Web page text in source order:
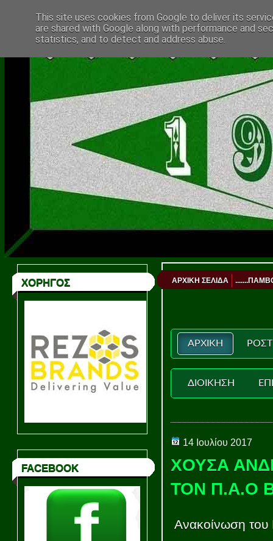
ΧΟΡΗΓΟΣ
FACEBOOK
ΑΡΧΙΚΗ ΣΕΛΙΔΑ
ΑΡΧΙΚΗ
ΔΙΟΙΚΗΣΗ
14 Ιουλίου 2017
ΧΟΥΣΑ
ΤΟΝ Π.Α.Ο
Ανακοίνωση
This site uses cookies from Google to deliver its
are shared with Google along with performance and
statistics, and to detect and address abuse.